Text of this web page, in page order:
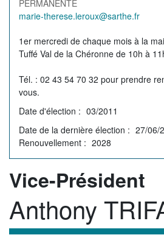
PERMANENTE
Courriel
l'élu(e)
marie-therese.leroux@sarthe.fr
Permanence
1er mercredi de chaque mois à la
Tuffé Val de la Chéronne de 10h à
Tél. : 02 43 54 70 32 pour prendre
vous.
Date d'élection
03/2011
Date de la dernière élection
27/06/
Renouvellement
2028
Rôle
Vice-Président
Membre
Anthony